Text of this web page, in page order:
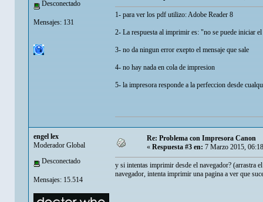
Desconectado
Mensajes: 131
1- para ver los pdf utilizo: Adobe Reader 8
2- La respuesta al imprimir es: "no se puede iniciar
3- no da ningun error exepto el mensaje que sale
4- no hay nada en cola de impresion
5- la impresora responde a la perfeccion desde
engel lex
Moderador Global
Desconectado
Mensajes: 15.514
Re: Problema con Impresora Canon
« Respuesta #3 en: 7 Marzo 2015,
y si intentas imprimir desde el navegador? (arrastra
navegador, intenta imprimir una pagina a ver que